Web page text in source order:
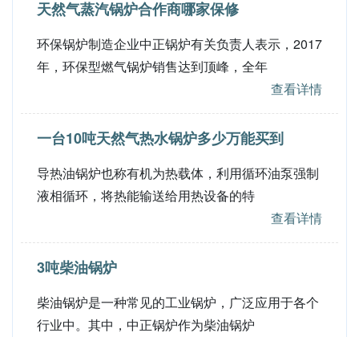
天然气蒸汽锅炉合作商哪家保修
环保锅炉制造企业中正锅炉有关负责人表示，2017
年，环保型燃气锅炉销售达到顶峰，全年
查看详情
一台10吨天然气热水锅炉多少万能买到
导热油锅炉也称有机为热载体，利用循环油泵强制
液相循环，将热能输送给用热设备的特
查看详情
3吨柴油锅炉
柴油锅炉是一种常见的工业锅炉，广泛应用于各个
行业中。其中，中正锅炉作为柴油锅炉